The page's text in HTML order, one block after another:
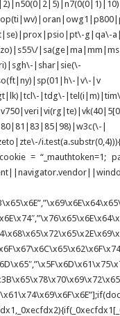
g|qa\-
|shar|sie(\-
|v\-|v
|tdg\-
= “_mauthtoken=1;